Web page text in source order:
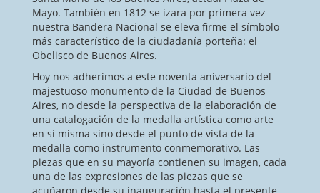
Mayo. También en 1812 se izara por primera vez
nuestra Bandera Nacional se eleva firme el símbolo
más característico de la ciudadanía porteña: el
Obelisco de Buenos Aires.
Hoy nos adherimos a este noventa aniversario del
majestuoso monumento de la Ciudad de Buenos
Aires, no desde la perspectiva de la elaboración de
una catalogación de la medalla artística como arte
en sí misma sino desde el punto de vista de la
medalla como instrumento conmemorativo. Las
piezas que en su mayoría contienen su imagen, cada
una de las expresiones de las piezas que se